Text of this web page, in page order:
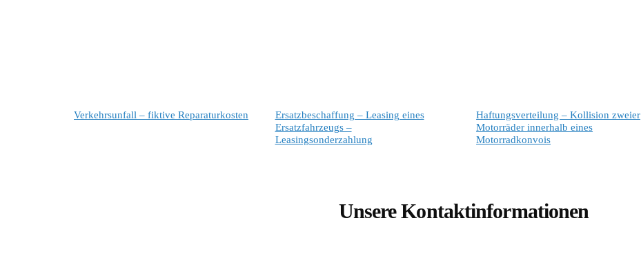
Verkehrsunfall – fiktive Reparaturkosten
Ersatzbeschaffung – Leasing eines
Ersatzfahrzeugs –
Leasingsonderzahlung
Haftungsverteilung – Kollision zweier
Motorräder innerhalb eines
Motorradkonvois
Unsere Kontaktinformationen